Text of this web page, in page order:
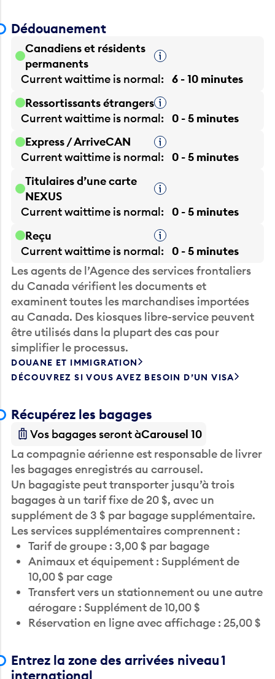
Dédouanement
Canadiens et résidents
permanents
Infobulle
Current waittime is normal
6 - 10 minutes
Ressortissants étrangersInfobulle
Current waittime is normal
0 - 5 minutes
Express / ArriveCAN
Infobulle
Current waittime is normal
0 - 5 minutes
Titulaires d’une carte
NEXUS
Infobulle
Current waittime is normal
0 - 5 minutes
Reçu
Infobulle
Current waittime is normal
0 - 5 minutes
Les agents de l’Agence des services frontaliers
du Canada vérifient les documents et
examinent toutes les marchandises importées
au Canada. Des kiosques libre-service peuvent
être utilisés dans la plupart des cas pour
simplifier le processus.
DOUANE ET IMMIGRATION
DÉCOUVREZ SI VOUS AVEZ BESOIN D’UN VISA
Récupérez les bagages
Vos bagages seront àCarousel 10
La compagnie aérienne est responsable de livrer
les bagages enregistrés au carrousel.
Un bagagiste peut transporter jusqu’à trois
bagages à un tarif fixe de 20 $, avec un
supplément de 3 $ par bagage supplémentaire.
Les services supplémentaires comprennent :
Tarif de groupe : 3,00 $ par bagage
Animaux et équipement : Supplément de
10,00 $ par cage
Transfert vers un stationnement ou une autre
aérogare : Supplément de 10,00 $
Réservation en ligne avec affichage : 25,00 $
Entrez la zone des arrivées niveau 1